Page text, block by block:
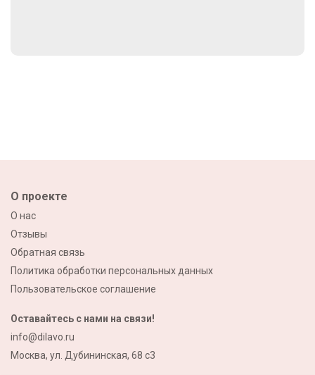
О проекте
О нас
Отзывы
Обратная связь
Политика обработки персональных данных
Пользовательское соглашение
Оставайтесь с нами на связи!
info@dilavo.ru
Москва, ул. Дубининская, 68 с3